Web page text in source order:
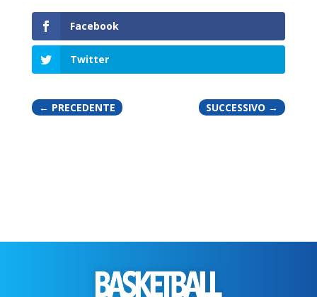
Facebook
Twitter
← PRECEDENTE SUCCESSIVO →